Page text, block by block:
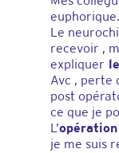
Le
recevoir ,
expliquer
Avc , perte
post
ce que je
L’opération
je me suis